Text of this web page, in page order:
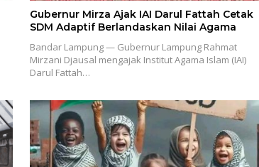
Gubernur Mirza Ajak IAI Darul Fattah Cetak
SDM Adaptif Berlandaskan Nilai Agama
Bandar Lampung — Gubernur Lampung Rahmat
Mirzani Djausal mengajak Institut Agama Islam (IAI)
Darul Fattah…